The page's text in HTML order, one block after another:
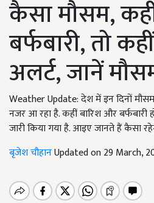
कैसा मौसम,
बर्फबारी, तो
अलर्ट, जानें
Weather Update: देश में इन दिनों
नजर आ रहा है. कहीं बारिश और बर्फबारी
जारी किया गया है. आइए जानते हैं कैसा
बृजेश चौहानUpdated on 29 March,